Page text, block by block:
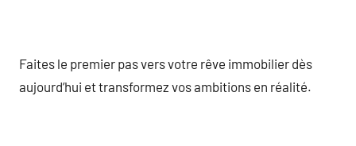
Faites le premier pas vers votre rêve immobilier dès
aujourd’hui et transformez vos ambitions en réalité.